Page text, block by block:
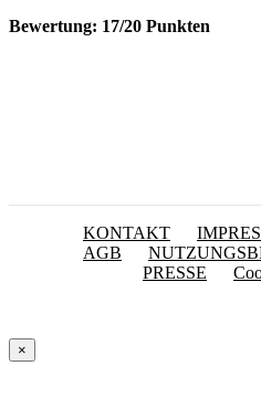
Bewertung: 17/20 Punkten
KONTAKT
AGB
PRESSE
×